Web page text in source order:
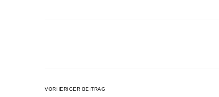
VORHERIGER BEITRAG